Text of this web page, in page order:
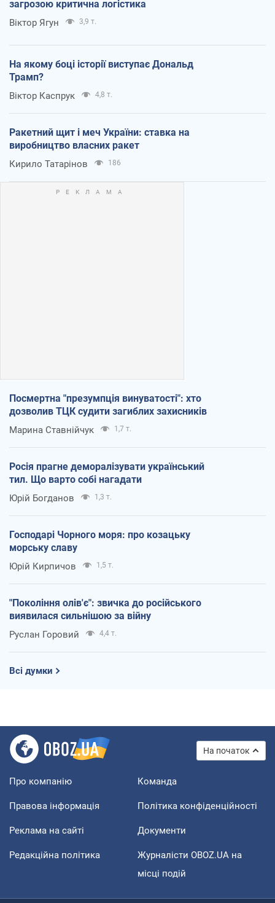
загрозою критична логістика
Віктор Ягун 3,9 т.
На якому боці історії виступає Дональд
Трамп?
Віктор Каспрук 4,8 т.
Ракетний щит і меч України: ставка на
виробництво власних ракет
Кирило Татарінов 186
Посмертна "презумпція винуватості": хто
дозволив ТЦК судити загиблих захисників
Марина Ставнійчук 1,7 т.
Росія прагне деморалізувати український
тил. Що варто собі нагадати
Юрій Богданов 1,3 т.
Господарі Чорного моря: про козацьку
морську славу
Юрій Кирпичов 1,5 т.
"Покоління олів'є": звичка до російського
виявилася сильнішою за війну
Руслан Горовий 4,4 т.
Всі думки
На початок
Про компанію Команда
Правова інформація Політика конфіденційності
Реклама на сайті Документи
Редакційна політика
Журналісти OBOZ.UA на
місці подій